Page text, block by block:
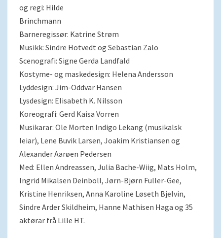
og regi: Hilde
Brinchmann
Barneregissør: Katrine Strøm
Musikk: Sindre Hotvedt og Sebastian Zalo
Scenografi: Signe Gerda Landfald
Kostyme- og maskedesign: Helena Andersson
Lyddesign: Jim-Oddvar Hansen
Lysdesign: Elisabeth K. Nilsson
Koreografi: Gerd Kaisa Vorren
Musikarar: Ole Morten Indigo Lekang (musikalsk
leiar), Lene Buvik Larsen, Joakim Kristiansen og
Alexander Aarøen Pedersen
Med: Ellen Andreassen, Julia Bache-Wiig, Mats Holm,
Ingrid Mikalsen Deinboll, Jørn-Bjørn Fuller-Gee,
Kristine Henriksen, Anna Karoline Løseth Bjelvin,
Sindre Arder Skildheim, Hanne Mathisen Haga og 35
aktørar frå Lille HT.